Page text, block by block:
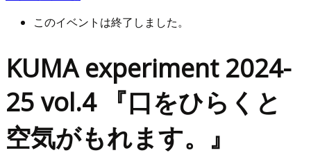
このイベントは終了しました。
KUMA experiment 2024-
25 vol.4 『口をひらくと
空気がもれます。』